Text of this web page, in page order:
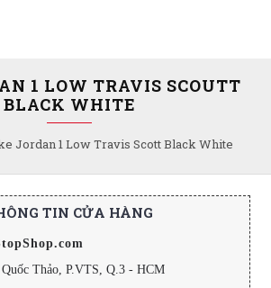
Jordan 1 Low Travis Scott Black White
1 LOW TRAVIS SCOUTT
BLACK WHITE
TIN CỬA HÀNG
Thảo, P.VTS, Q.3 - HCM